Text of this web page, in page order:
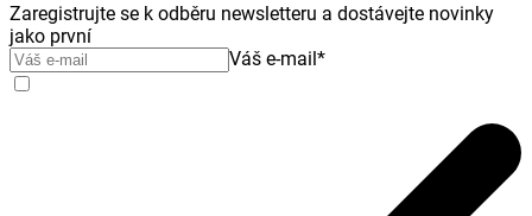
Zaregistrujte se k odběru newsletteru a dostávejte novinky
jako první
Váš e-mail*